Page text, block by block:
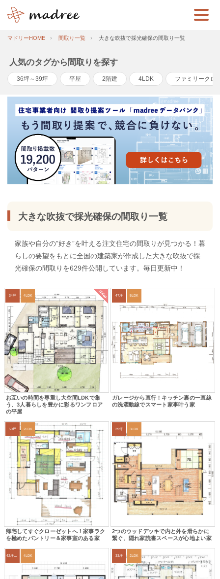
マドリーHOME 間取り一覧 大きな吹抜で採光確保の間取り一覧
人気のタグから間取りを探す
36坪～39坪 平屋 2階建 4LDK ファミリークロ
大きな吹抜で採光確保の間取り一覧
家族や自分の”好き”を叶える注文住宅の間取りが見つかる！暮
らしの要望をもとに全国の建築家が作成した大きな吹抜で採
光確保の間取りを629件公開しています。毎日更新中！
34坪 4LDK new
お互いの時間を尊重し大空間LDKで集
う、3人暮らしを豊かに彩るワンフロア
の平屋
47坪 5LDK
ガレージから直行！キッチン裏の一直線
の洗濯動線でスマート家事叶う家
50坪 2LDK
帰宅してすぐクローゼットへ！家事ラク
を極めたパントリー＆家事室のある家
39坪 3LDK
2つのウッドデッキで内と外を滑らかに
繋ぐ、隠れ家読書スペースが心地よい家
4LDK 33坪 2LDK